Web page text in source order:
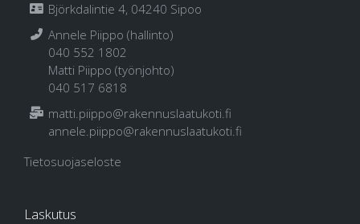
Björkdalintie 4, 04240 Sipoo
Annele Piippo (hallinto)
040 552 1802
Matti Piippo (työnjohto)
040 517 6818
matti.piippo@rakennuslaatukoti.fi
annele.piippo@rakennuslaatukoti.fi
Tietosuojaseloste
Laskutus